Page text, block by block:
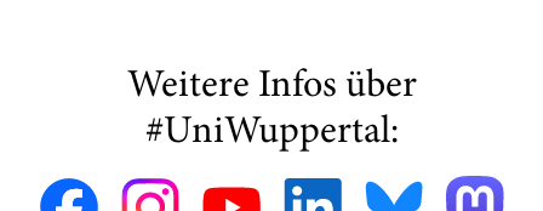
Weitere Infos über
#UniWuppertal: